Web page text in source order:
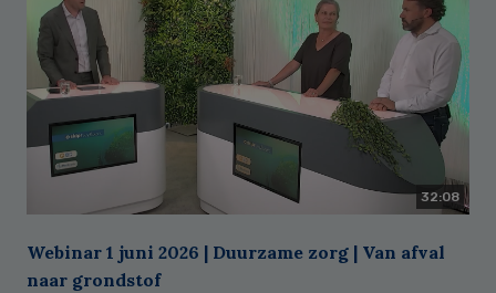
32:08
Webinar 1 juni 2026 | Duurzame zorg | Van afval
naar grondstof